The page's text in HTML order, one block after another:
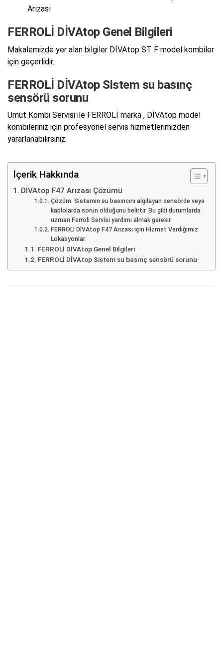
Arızası
FERROLİ DİVAtop Genel Bilgileri
Makalemizde yer alan bilgiler DİVAtop ST F model kombiler
için geçerlidir.
FERROLİ DİVAtop Sistem su basınç
sensörü sorunu
Umut Kombi Servisi ile FERROLİ marka , DİVAtop model
kombileriniz için profesyonel servis hizmetlerimizden
yararlanabilirsiniz.
İçerik Hakkında
DİVAtop F47 Arızası Çözümü
Çözüm: Sistemin su basıncını algılayan sensörde veya
kablolarda sorun olduğunu belirtir. Bu gibi durumlarda
uzman Ferroli Servisi yardımı almak gerekir.
FERROLİ DİVAtop F47 Arızası için Hizmet Verdiğimiz
Lokasyonlar
FERROLİ DİVAtop Genel Bilgileri
FERROLİ DİVAtop Sistem su basınç sensörü sorunu